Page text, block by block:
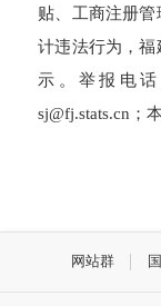
贴、工商注册
计违法行为，
示。举报电话
sj@fj.stats.cn；
网站群